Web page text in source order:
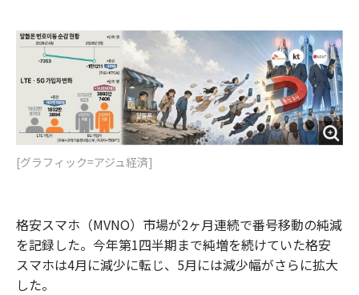
[グラフィック=アジュ経済]
格安スマホ（MVNO）市場が2ヶ月連続で番号移動の純減
を記録した。今年第1四半期まで純増を続けていた格安
スマホは4月に減少に転じ、5月には減少幅がさらに拡大
した。